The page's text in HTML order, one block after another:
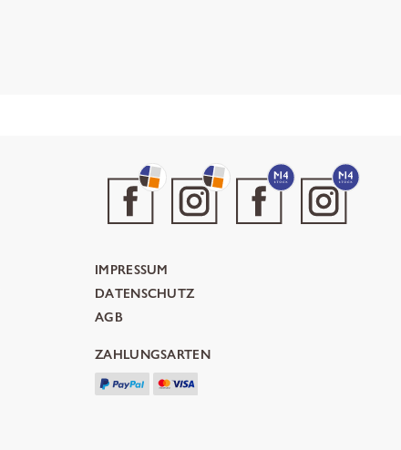
IMPRESSUM
DATENSCHUTZ
AGB
ZAHLUNGSARTEN